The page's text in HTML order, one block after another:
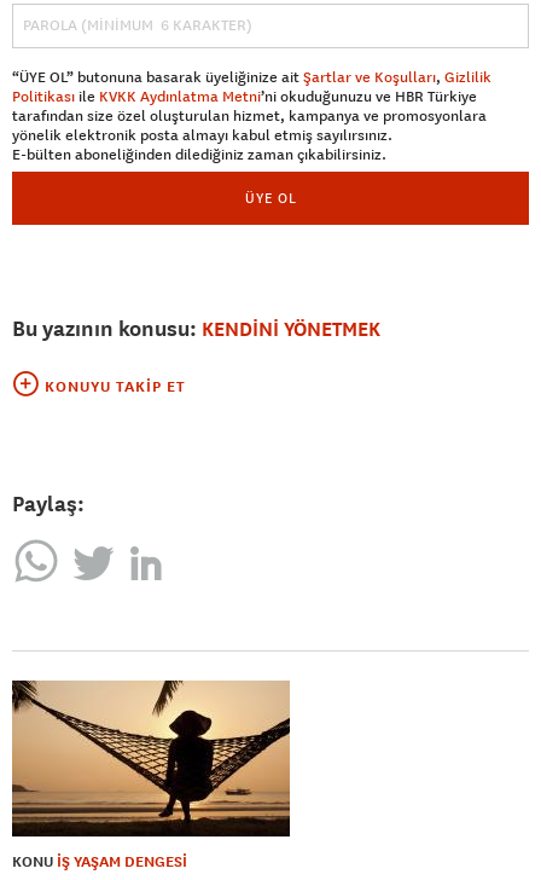
“ÜYE OL” butonuna basarak üyeliğinize aitŞartlar ve Koşulları, Gizlilik
Politikası ile KVKK Aydınlatma Metni’ni okuduğunuzu ve HBR Türkiye
tarafından size özel oluşturulan hizmet, kampanya ve promosyonlara
yönelik elektronik posta almayı kabul etmiş sayılırsınız.
E-bülten aboneliğinden dilediğiniz zaman çıkabilirsiniz.
ÜYE OL
Bu yazının konusu: KENDİNİ YÖNETMEK
KONUYU TAKIP ET
Paylaş:
KONU İŞ YAŞAM DENGESİ